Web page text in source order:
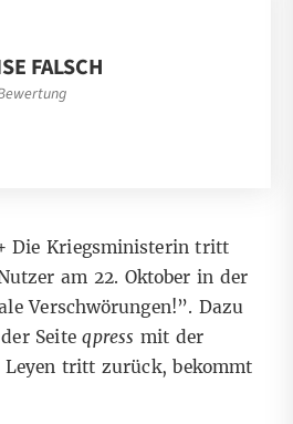
FALSCH
Die Kriegsministerin tritt
am 22. Oktober in der
Verschwörungen!”. Dazu
Seiteqpress mit der
tritt zurück, bekommt